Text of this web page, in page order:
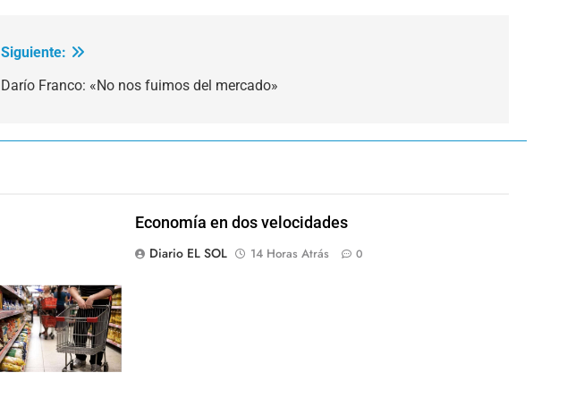
Siguiente:
Darío Franco: «No nos fuimos del mercado»
Economía en dos velocidades
Diario EL SOL
14 Horas Atrás 0